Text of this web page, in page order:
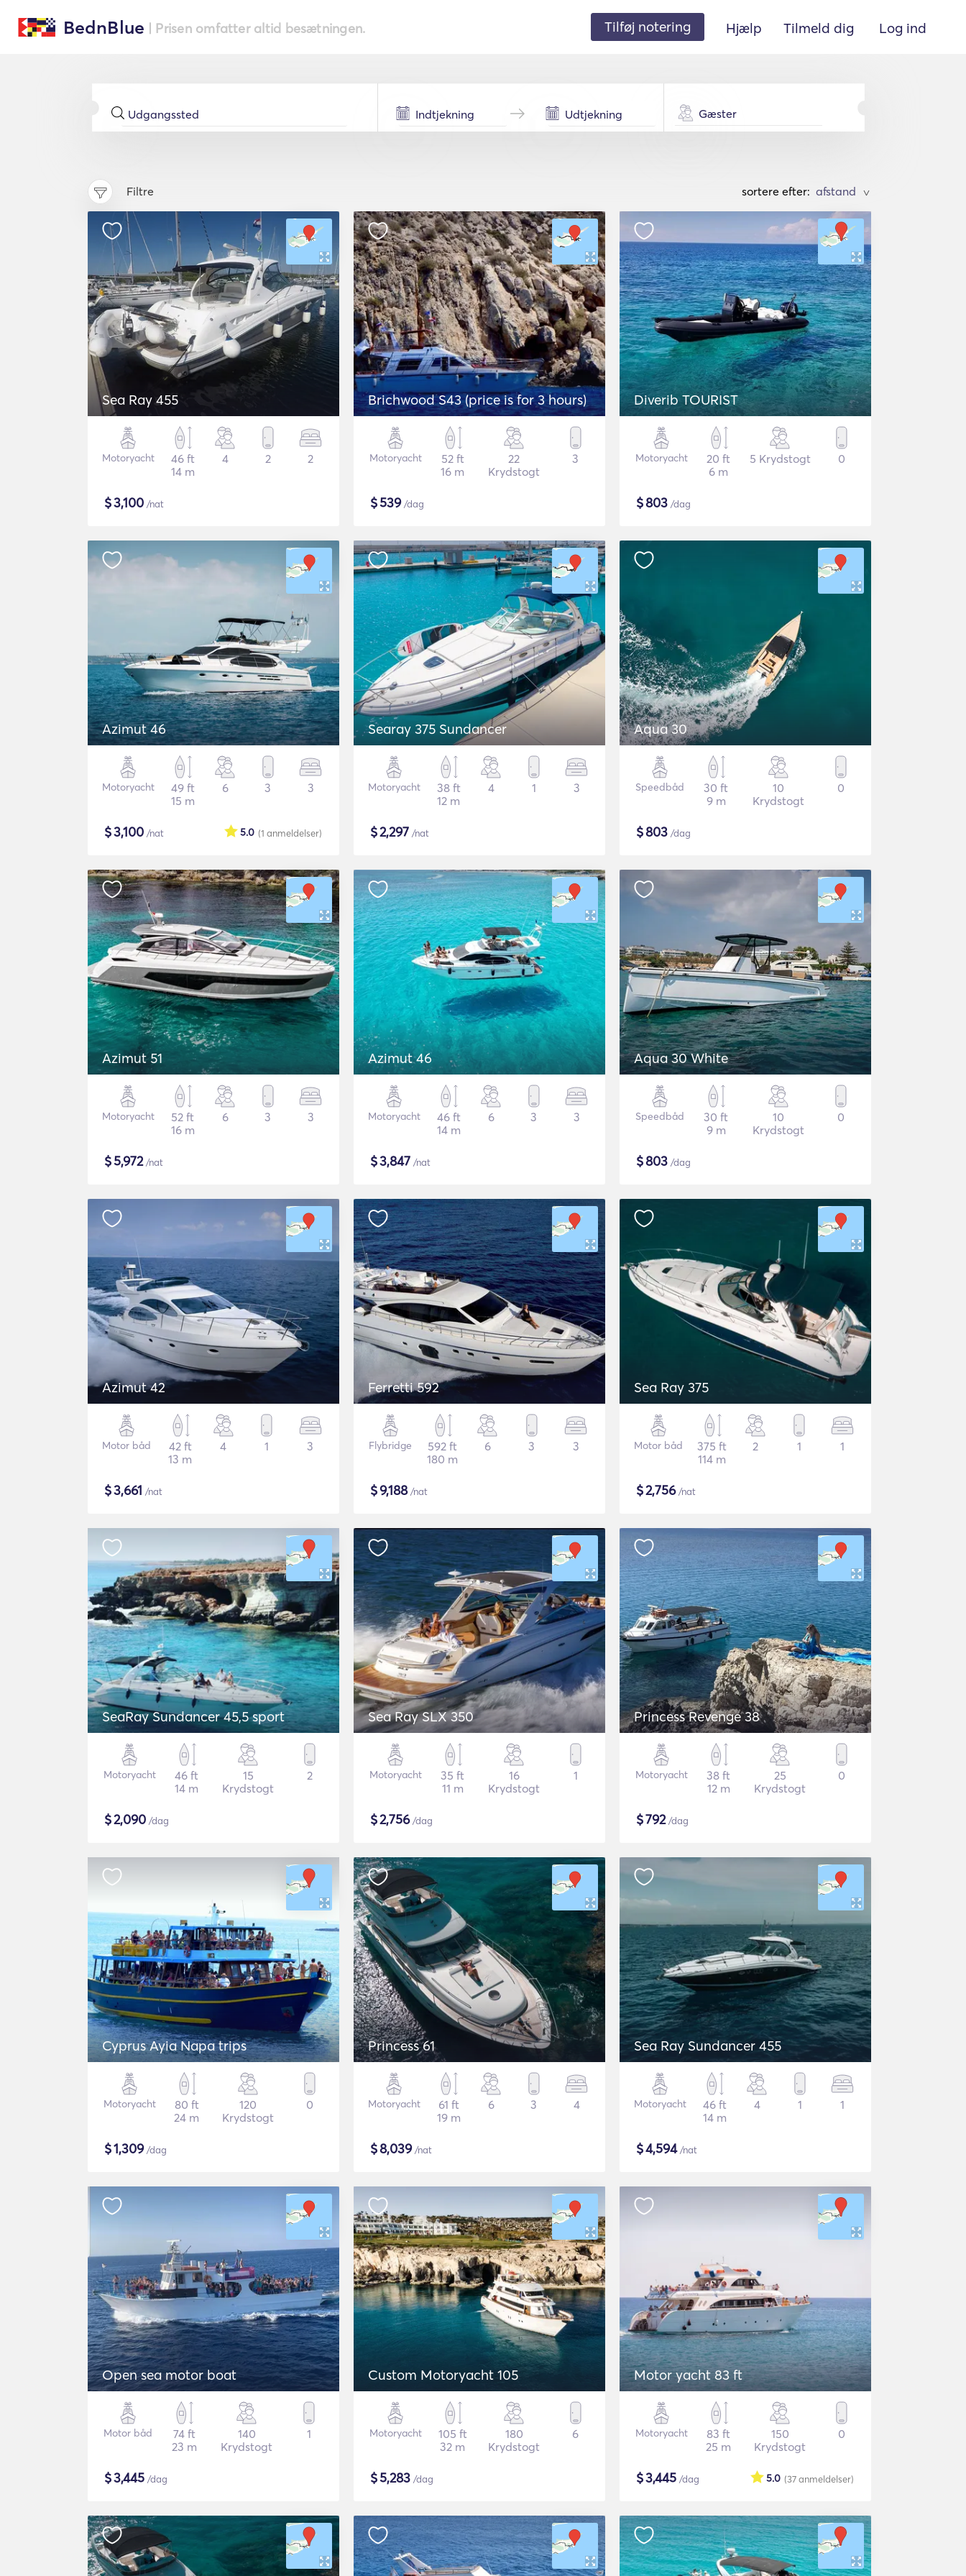
BednBlue | Prisen omfatter altid besætningen. Tilføj notering Hjælp Tilmeld dig Log ind
Gæster
Filtre sortere efter: >
Sea Ray 455
Motoryacht
46 ft
14 m
4 2 2
$3,100 /nat
Brichwood S43 (price is for 3 hours)
Motoryacht
52 ft
16 m
22
Krydstogt
3
$539/dag
Diverib TOURIST
Motoryacht
20 ft
6 m
5 Krydstogt 0
$803 /dag
Azimut 46
Motoryacht
49 ft
15 m
6 3 3
$3,100 /nat (1 anmeldelser)
5.0
Searay 375 Sundancer
Motoryacht
38 ft
12 m
4 1 3
$2,297 /nat
Aqua 30
Speedbåd
30 ft
9 m
10
Krydstogt
0
$803 /dag
Azimut 51
Motoryacht
52 ft
16 m
6 3 3
$5,972/nat
Azimut 46
Motoryacht
46 ft
14 m
6 3 3
$3,847 /nat
Aqua 30 White
Speedbåd
30 ft
9 m
10
Krydstogt
0
$803 /dag
Azimut 42
Motor båd
42 ft
13 m
4 1 3
$3,661 /nat
Ferretti 592
Flybridge
592 ft
180 m
6 3 3
$9,188/nat
Sea Ray 375
Motor båd
375 ft
114 m
2 1 1
$2,756/nat
SeaRay Sundancer 45,5 sport
Motoryacht
46 ft
14 m
15
Krydstogt
2
$2,090 /dag
Sea Ray SLX 350
Motoryacht
35 ft
11 m
16
Krydstogt
1
$2,756/dag
Princess Revenge 38
Motoryacht
38 ft
12 m
25
Krydstogt
0
$792/dag
Cyprus Ayia Napa trips
Motoryacht
80 ft
24 m
120
Krydstogt
0
$1,309/dag
Princess 61
Motoryacht
61 ft
19 m
6 3 4
$8,039/nat
Sea Ray Sundancer 455
Motoryacht
46 ft
14 m
4 1 1
$4,594/nat
Open sea motor boat
Motor båd
74 ft
23 m
140
Krydstogt
1
$3,445 /dag
Custom Motoryacht 105
Motoryacht
105 ft
32 m
180
Krydstogt
6
$5,283 /dag
Motor yacht 83 ft
Motoryacht
83 ft
25 m
150
Krydstogt
0
$3,445 /dag (37anmeldelser)
5.0